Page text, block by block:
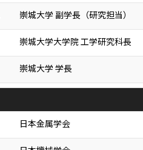
崇城大学 副学長（研究担当）
崇城大学大学院 工学研究科長
崇城大学 学長
日本金属学会